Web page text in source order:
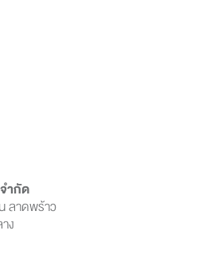
ำกัด
ลาดพร้าว
ง